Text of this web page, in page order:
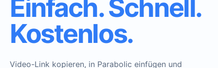
Einfach. Schnell.
Kostenlos.
Video-Link kopieren, in Parabolic einfügen und